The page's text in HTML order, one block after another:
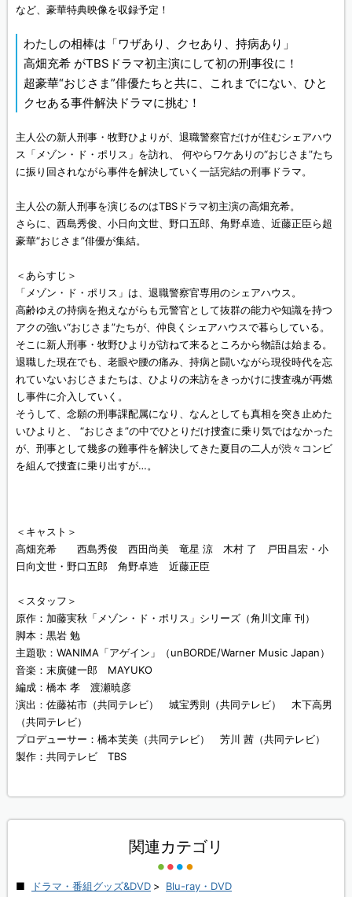
など、豪華特典映像を収録予定！
わたしの相棒は「ワザあり、クセあり、持病あり」
高畑充希 がTBSドラマ初主演にして初の刑事役に！
超豪華“おじさま”俳優たちと共に、これまでにない、ひと
クセある事件解決ドラマに挑む！
主人公の新人刑事・牧野ひよりが、退職警察官だけが住むシェアハウ
ス「メゾン・ド・ポリス」を訪れ、 何やらワケありの“おじさま”たち
に振り回されながら事件を解決していく一話完結の刑事ドラマ。
主人公の新人刑事を演じるのはTBSドラマ初主演の高畑充希。
さらに、西島秀俊、小日向文世、野口五郎、角野卓造、近藤正臣ら超
豪華“おじさま”俳優が集結。
＜あらすじ＞
「メゾン・ド・ポリス」は、退職警察官専用のシェアハウス。
高齢ゆえの持病を抱えながらも元警官として抜群の能力や知識を持つ
アクの強い“おじさま”たちが、仲良くシェアハウスで暮らしている。
そこに新人刑事・牧野ひよりが訪ねて来るところから物語は始まる。
退職した現在でも、老眼や腰の痛み、持病と闘いながら現役時代を忘
れていないおじさまたちは、ひよりの来訪をきっかけに捜査魂が再燃
し事件に介入していく。
そうして、念願の刑事課配属になり、なんとしても真相を突き止めた
いひよりと、 “おじさま”の中でひとりだけ捜査に乗り気ではなかった
が、刑事として幾多の難事件を解決してきた夏目の二人が渋々コンビ
を組んで捜査に乗り出すが…。
＜キャスト＞
高畑充希 西島秀俊 西田尚美 竜星 涼 木村 了 戸田昌宏・小
日向文世・野口五郎 角野卓造 近藤正臣
＜スタッフ＞
原作：加藤実秋「メゾン・ド・ポリス」シリーズ（角川文庫 刊）
脚本：黒岩 勉
主題歌：WANIMA「アゲイン」（unBORDE/Warner Music Japan）
音楽：末廣健一郎 MAYUKO
編成：橋本 孝 渡瀬暁彦
演出：佐藤祐市（共同テレビ） 城宝秀則（共同テレビ） 木下高男
（共同テレビ）
プロデューサー：橋本芙美（共同テレビ） 芳川 茜（共同テレビ）
製作：共同テレビ TBS
関連カテゴリ
ドラマ・番組グッズ&DVD > Blu-ray・DVD